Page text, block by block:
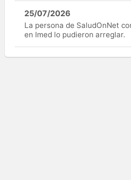
25/07/2026
La persona de SaludOnNet
en Imed lo pudieron arreglar.